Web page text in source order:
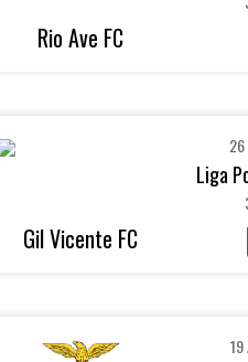
Rio Ave FC
Gil Vicente FC
Liga